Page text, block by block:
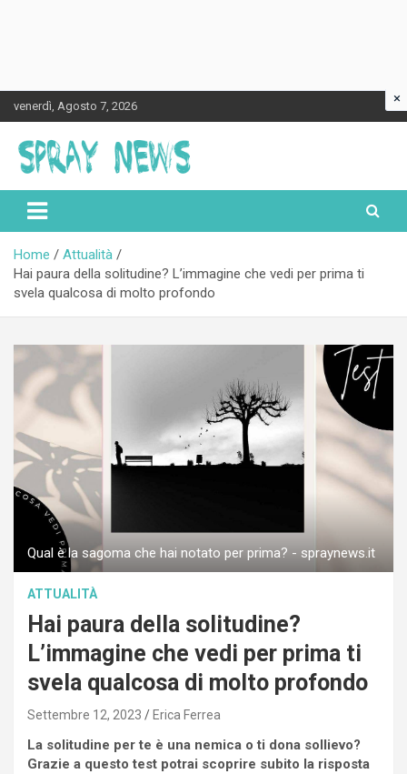
to
content
venerdì, Agosto 7, 2026
Spraynews.it
Home
Attualità
Hai paura della solitudine? L’immagine che vedi per prima ti
svela qualcosa di molto profondo
Qual è la sagoma che hai notato per prima? - spraynews.it
ATTUALITÀ
Hai paura della solitudine?
L’immagine che vedi per prima ti
svela qualcosa di molto profondo
Settembre 12, 2023 Erica Ferrea
La solitudine per te è una nemica o ti dona sollievo?
Grazie a questo test potrai scoprire subito la risposta
×